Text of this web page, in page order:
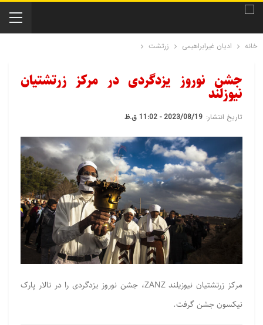
خانه ادیان غیرابراهیمی زرتشت
جشن نوروز یزدگردی در مرکز زرتشتیان
نیوزلند
تاریخ انتشار: 2023/08/19 - 11:02 ق.ظ
مرکز زرتشتیان نیوزیلند ZANZ، جشن نوروز یزدگردی را در تالار پارک
نیکسون جشن گرفت.